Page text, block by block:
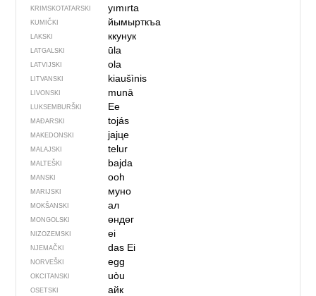
KRIMSKOTATARSKI yımırta
KUMIČKI йымырткъа
LAKSKI ккунук
LATGALSKI ūla
LATVIJSKI ola
LITVANSKI kiaušìnis
LIVONSKI munā
LUKSEMBURŠKI Ee
MAĐARSKI tojás
MAKEDONSKI јајце
MALAJSKI telur
MALTEŠKI bajda
MANSKI ooh
MARIJSKI муно
MOKŠANSKI ал
MONGOLSKI өндөг
NIZOZEMSKI ei
NJEMAČKI das Ei
NORVEŠKI egg
OKCITANSKI uòu
OSETSKI айк